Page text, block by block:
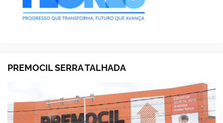
PREMOCIL SERRA TALHADA